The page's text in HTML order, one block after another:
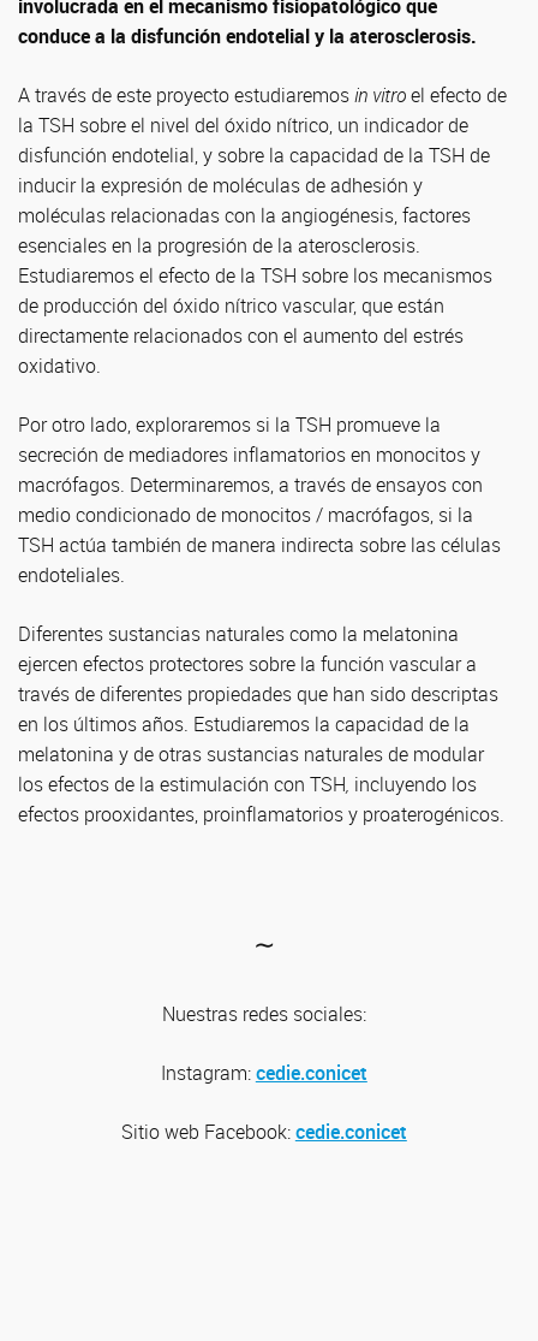
involucrada en el mecanismo fisiopatológico que
conduce a la disfunción endotelial y la aterosclerosis.
A través de este proyecto estudiaremosin vitroel efecto de
la TSH sobre el nivel del óxido nítrico, un indicador de
disfunción endotelial, y sobre la capacidad de la TSH de
inducir la expresión de moléculas de adhesión y
moléculas relacionadas con la angiogénesis, factores
esenciales en la progresión de la aterosclerosis.
Estudiaremos el efecto de la TSH sobre los mecanismos
de producción del óxido nítrico vascular, que están
directamente relacionados con el aumento del estrés
oxidativo.
Por otro lado, exploraremos si la TSH promueve la
secreción de mediadores inflamatorios en monocitos y
macrófagos. Determinaremos, a través de ensayos con
medio condicionado de monocitos / macrófagos, si la
TSH actúa también de manera indirecta sobre las células
endoteliales.
Diferentes sustancias naturales como la melatonina
ejercen efectos protectores sobre la función vascular a
través de diferentes propiedades que han sido descriptas
en los últimos años. Estudiaremos la capacidad de la
melatonina y de otras sustancias naturales de modular
los efectos de la estimulación con TSH, incluyendo los
efectos prooxidantes, proinflamatorios y proaterogénicos.
∼
Nuestras redes sociales:
Instagram:cedie.conicet
Sitio web Facebook:cedie.conicet